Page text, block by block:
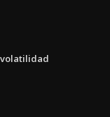
volatilidad